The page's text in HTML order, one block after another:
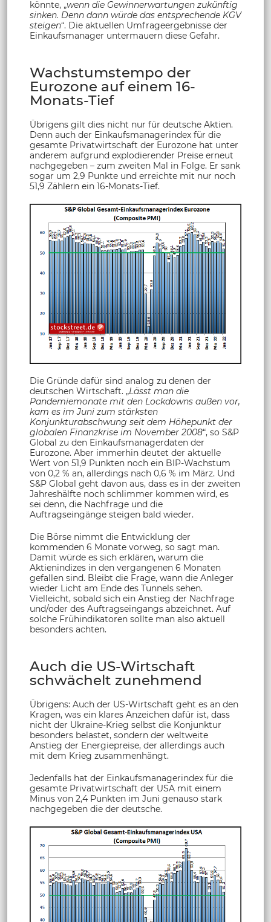
könnte, „wenn die Gewinnerwartungen zukünftig
sinken. Denn dann würde das entsprechende KGV
steigen“. Die aktuellen Umfrageergebnisse der
Einkaufsmanager untermauern diese Gefahr.
Wachstumstempo der
Eurozone auf einem 16-
Monats-Tief
Übrigens gilt dies nicht nur für deutsche Aktien.
Denn auch der Einkaufsmanagerindex für die
gesamte Privatwirtschaft der Eurozone hat unter
anderem aufgrund explodierender Preise erneut
nachgegeben – zum zweiten Mal in Folge. Er sank
sogar um 2,9 Punkte und erreichte mit nur noch
51,9 Zählern ein 16-Monats-Tief.
Die Gründe dafür sind analog zu denen der
deutschen Wirtschaft. „Lässt man die
Pandemiemonate mit den Lockdowns außen vor,
kam es im Juni zum stärksten
Konjunkturabschwung seit dem Höhepunkt der
globalen Finanzkrise im November 2008“, so S&P
Global zu den Einkaufsmanagerdaten der
Eurozone. Aber immerhin deutet der aktuelle
Wert von 51,9 Punkten noch ein BIP-Wachstum
von 0,2 % an, allerdings nach 0,6 % im März. Und
S&P Global geht davon aus, dass es in der zweiten
Jahreshälfte noch schlimmer kommen wird, es
sei denn, die Nachfrage und die
Auftragseingänge steigen bald wieder.
Die Börse nimmt die Entwicklung der
kommenden 6 Monate vorweg, so sagt man.
Damit würde es sich erklären, warum die
Aktienindizes in den vergangenen 6 Monaten
gefallen sind. Bleibt die Frage, wann die Anleger
wieder Licht am Ende des Tunnels sehen.
Vielleicht, sobald sich ein Anstieg der Nachfrage
und/oder des Auftragseingangs abzeichnet. Auf
solche Frühindikatoren sollte man also aktuell
besonders achten.
Auch die US-Wirtschaft
schwächelt zunehmend
Übrigens: Auch der US-Wirtschaft geht es an den
Kragen, was ein klares Anzeichen dafür ist, dass
nicht der Ukraine-Krieg selbst die Konjunktur
besonders belastet, sondern der weltweite
Anstieg der Energiepreise, der allerdings auch
mit dem Krieg zusammenhängt.
Jedenfalls hat der Einkaufsmanagerindex für die
gesamte Privatwirtschaft der USA mit einem
Minus von 2,4 Punkten im Juni genauso stark
nachgegeben die der deutsche.